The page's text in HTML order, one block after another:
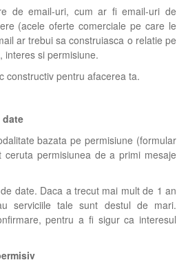
de email-uri, cum ar fi email-uri de
(acele oferte comerciale pe care le
ar trebui sa construiasca o relatie pe
interes si permisiune.
constructiv pentru afacerea ta.
date
bazata pe permisiune (formular
permisiunea de a primi mesaje
date. Daca a trecut mai mult de 1 an
serviciile tale sunt destul de mari.
pentru a fi sigur ca interesul